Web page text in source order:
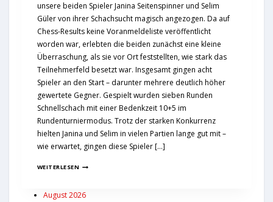
unsere beiden Spieler Janina Seitenspinner und Selim
Güler von ihrer Schachsucht magisch angezogen. Da auf
Chess-Results keine Voranmeldeliste veröffentlicht
worden war, erlebten die beiden zunächst eine kleine
Überraschung, als sie vor Ort feststellten, wie stark das
Teilnehmerfeld besetzt war. Insgesamt gingen acht
Spieler an den Start – darunter mehrere deutlich höher
gewertete Gegner. Gespielt wurden sieben Runden
Schnellschach mit einer Bedenkzeit 10+5 im
Rundenturniermodus. Trotz der starken Konkurrenz
hielten Janina und Selim in vielen Partien lange gut mit –
wie erwartet, gingen diese Spieler […]
WEITERLESEN
August 2026